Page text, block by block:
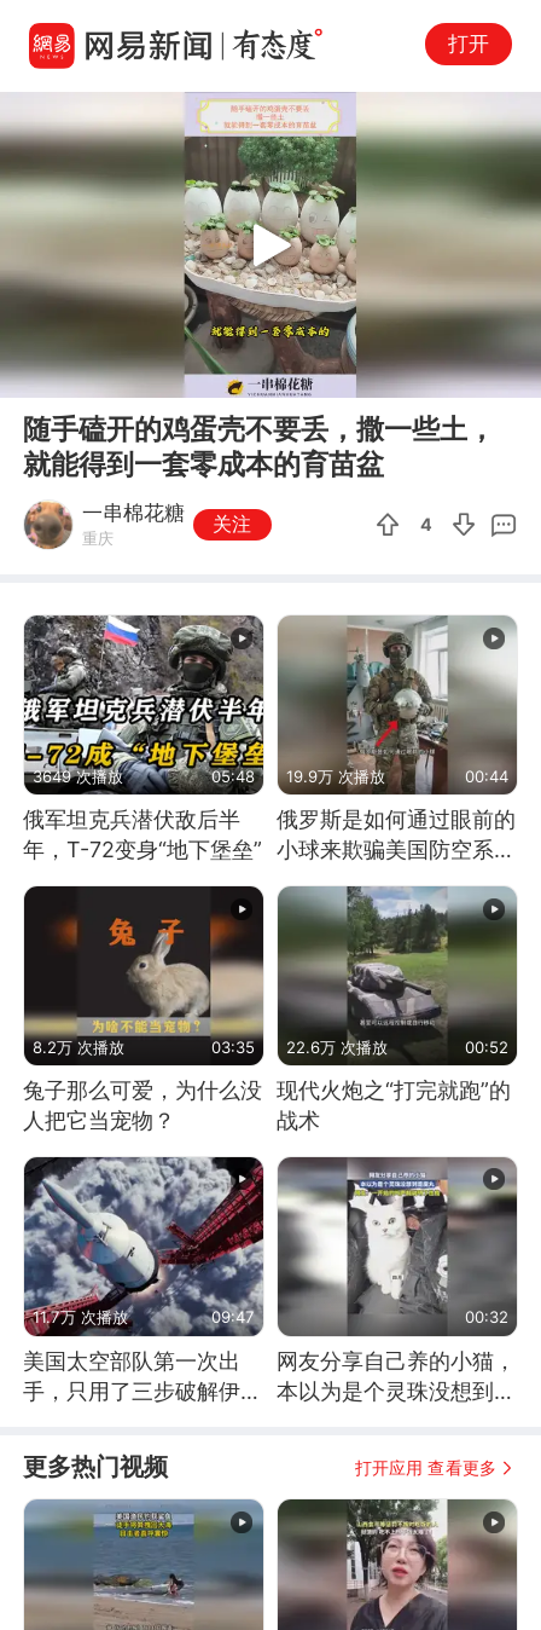
打开
00:00 00:31
Play
随手磕开的鸡蛋壳不要丢，撒一些土，
就能得到一套零成本的育苗盆
一串棉花糖
重庆
关注 4
3649 次播放 05:48
俄军坦克兵潜伏敌后半
年，T-72变身“地下堡垒”
19.9万 次播放 00:44
俄罗斯是如何通过眼前的
小球来欺骗美国防空系统
的
8.2万 次播放 03:35
兔子那么可爱，为什么没
人把它当宠物？
22.6万 次播放 00:52
现代火炮之“打完就跑”的
战术
11.7万 次播放 09:47
美国太空部队第一次出
手，只用了三步破解伊朗
00:32
网友分享自己养的小猫，
本以为是个灵珠没想到是
更多热门视频 打开应用 查看更多